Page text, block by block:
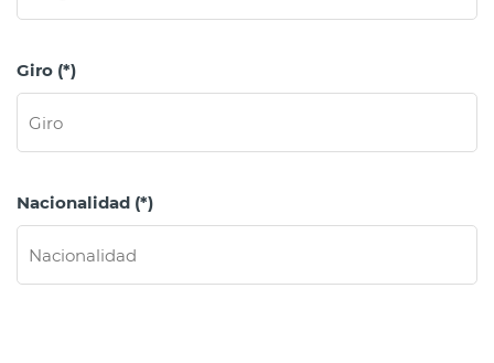
Giro (*)
Nacionalidad (*)